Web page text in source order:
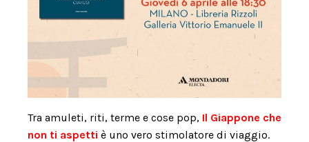
Tra amuleti, riti, terme e cose pop, Il Giappone che
non ti aspetti è uno vero stimolatore di viaggio.